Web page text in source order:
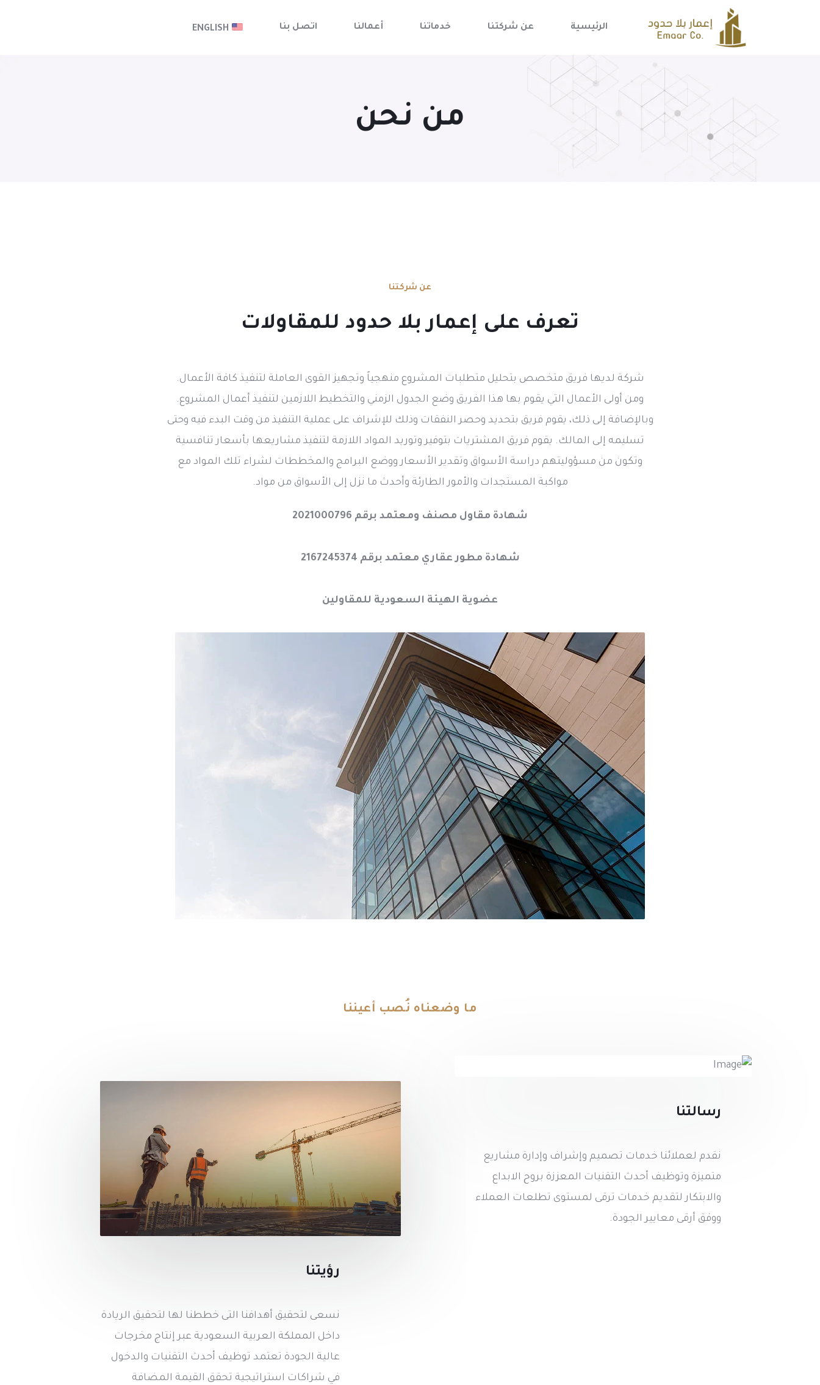
الرئيسية عن شركتنا خدماتنا أعمالنا اتصل بنا ENGLISH
من نحن
عن شركتنا
تعرف على إعمار بلا حدود للمقاولات
شركة لديها فريق متخصص بتحليل متطلبات المشروع منهجياً وتجهيز القوى العاملة لتنفيذ كافة الأعمال.
ومن أولى الأعمال التي يقوم بها هذا الفريق وضع الجدول الزمني والتخطيط اللازمين لتنفيذ أعمال المشروع.
وبالإضافة إلى ذلك، يقوم فريق بتحديد وحصر النفقات وذلك للإشراف على عملية التنفيذ من وقت البدء فيه وحتى
تسليمه إلى المالك. يقوم فريق المشتريات بتوفير وتوريد المواد اللازمة لتنفيذ مشاريعها بأسعار تنافسية
وتكون من مسؤوليتهم دراسة الأسواق وتقدير الأسعار ووضع البرامج والمخططات لشراء تلك المواد مع
مواكبة المستجدات والأمور الطارئة وأحدث ما نزل إلى الأسواق من مواد.
شهادة مقاول مصنف ومعتمد برقم 2021000796
شهادة مطور عقاري معتمد برقم 2167245374
عضوية الهيئة السعودية للمقاولين
ما وضعناه نُصب أعيننا
رسالتنا
نقدم لعملائنا خدمات تصميم وإشراف وإدارة مشاريع
متميزة وتوظيف أحدث التقنيات المعززة بروح الابداع
والابتكار لتقديم خدمات ترقى لمستوى تطلعات العملاء
ووفق أرقى معايير الجودة.
رؤيتنا
نسعى لتحقيق أهدافنا التى خططنا لها لتحقيق الريادة
داخل المملكة العربية السعودية عبر إنتاج مخرجات
عالية الجودة تعتمد توظيف أحدث التقنيات والدخول
في شراكات استراتيجية تحقق القيمة المضافة